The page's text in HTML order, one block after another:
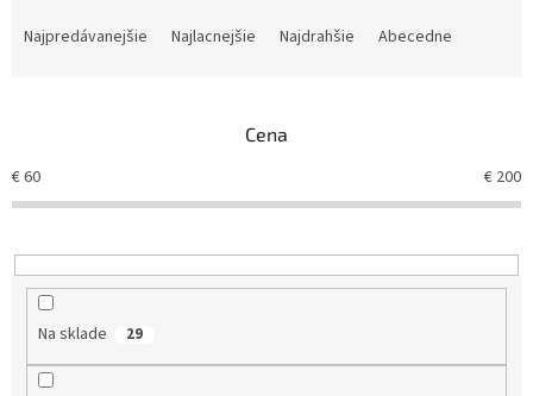
e
p
r
d
Najpredávanejšie Najlacnejšie Najdrahšie Abecedne
Cena
€60 € 200
Na sklade 29